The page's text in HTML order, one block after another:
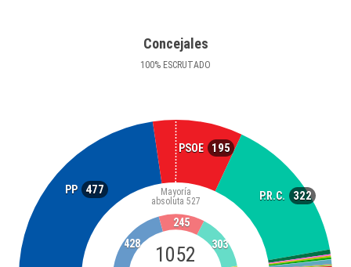
Concejales
100% ESCRUTADO
PP 477
PSOE 195
P.R.C. 322
1052
Mayoría
absoluta 527
428
245
303